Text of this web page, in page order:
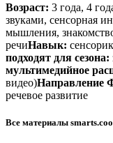
Возраст: 3 года, 4
звуками, сенсорная
мышления,
речиНавык:
подходят для сезона:
мультимедийное
видео)Направление
речевое развитие
Все материалы